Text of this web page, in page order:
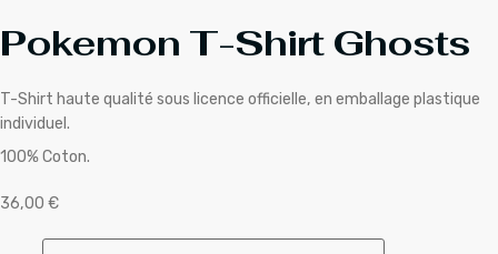
Pokemon T-Shirt Ghosts
T-Shirt haute qualité sous licence officielle, en emballage plastique
individuel.
100% Coton.
36,00 €